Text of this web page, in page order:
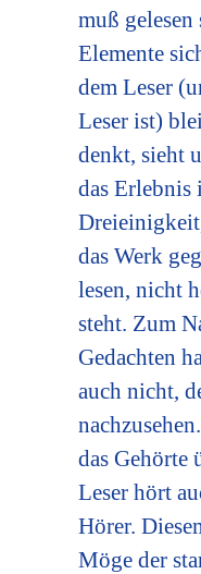
muß
Elemente
dem Leser
Leser ist)
denkt, sieht
das Erlebnis
das Werk
lesen, nicht
steht. Zum
Gedachten
auch nicht,
das Gehörte
Leser hört
Hörer.
Möge der